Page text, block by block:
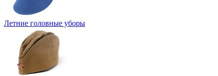
Летние головные уборы